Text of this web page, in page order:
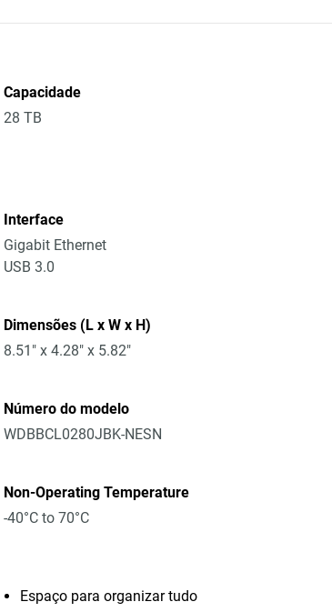
Capacidade
28 TB
Interface
Gigabit Ethernet
USB 3.0
Dimensões (L x W x H)
8.51" x 4.28" x 5.82"
Número do modelo
WDBBCL0280JBK-NESN
Non-Operating Temperature
-40°C to 70°C
Espaço para organizar tudo